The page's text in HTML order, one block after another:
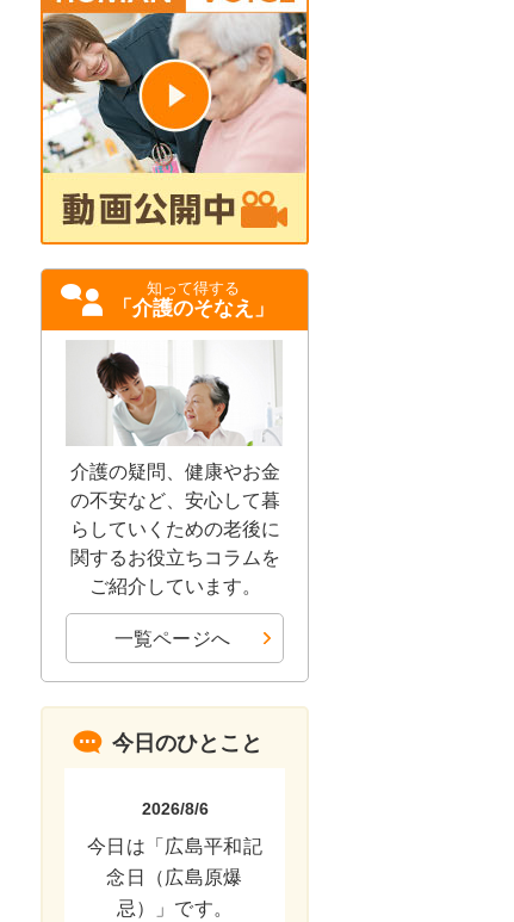
知って得する
「介護のそなえ」
介護の疑問、健康やお金
の不安など、安心して暮
らしていくための老後に
関するお役立ちコラムを
ご紹介しています。
一覧ページへ
今日のひとこと
2026/8/6
今日は「広島平和記
念日（広島原爆
忌）」です。